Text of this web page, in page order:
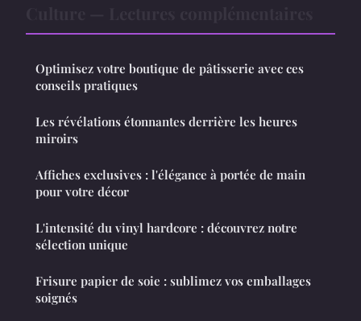
Optimisez votre boutique de pâtisserie avec ces
conseils pratiques
Les révélations étonnantes derrière les heures
miroirs
Affiches exclusives : l'élégance à portée de main
pour votre décor
L'intensité du vinyl hardcore : découvrez notre
sélection unique
Frisure papier de soie : sublimez vos emballages
soignés